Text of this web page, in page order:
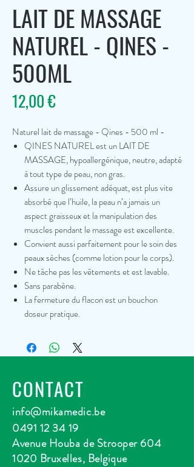
LAIT DE MASSAGE
NATUREL - QINES -
500ML
12,00 €Prix
Naturel lait de massage - Qines - 500 ml -
QINES NATUREL est un LAIT DE
MASSAGE, hypoallergénique, neutre, adapté
à tout type de peau, non gras.
Assure un glissement adéquat, est plus vite
absorbé que l’huile, la peau n’a jamais un
aspect graisseux et la manipulation des
muscles pendant le massage est excellente.
Convient aussi parfaitement pour le soin des
peaux sèches (comme lotion pour le corps).
Ne tâche pas les vêtements et est lavable.
Sans parabène.
La fermeture du flacon est un bouchon
doseur pratique.
CONTACT
info@mikamedic.be
0491 12 34 19
Avenue Houba de Strooper 604
1020 Bruxelles, Belgique